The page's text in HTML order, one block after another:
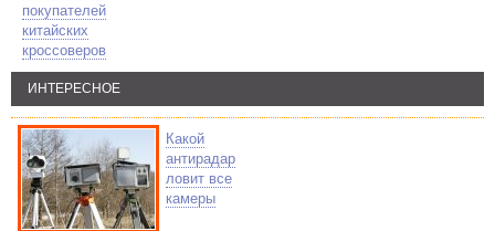
покупателей
китайских
кроссоверов
ИНТЕРЕСНОЕ
Какой
антирадар
ловит все
камеры